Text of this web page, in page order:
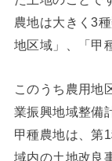
農地は大きく3
地区域」、「甲
このうち農用地
業振興地域整備
甲種農地は、第
域内の土地改良